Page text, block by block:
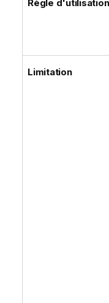
Règle d'utilisation
Limitation